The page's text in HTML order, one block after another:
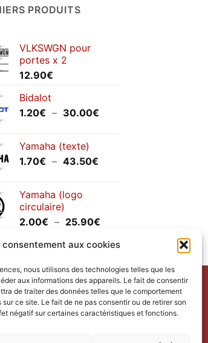
consentement aux cookies
nous utilisons des technologies telles que les
aux informations des appareils. Le fait de consentir
de traiter des données telles que le comportement
ce site. Le fait de ne pas consentir ou de retirer son
négatif sur certaines caractéristiques et fonctions.
PRODUITS
VLKSWGN pour
portes x 2
12.90€
Bidalot
1.20€ – 30.00€
Yamaha (texte)
1.70€ – 43.50€
43.50€
Yamaha (logo
circulaire)
2.00€ – 25.90€
prix :
à
25.90€